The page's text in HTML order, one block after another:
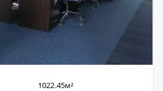
1022.45м²